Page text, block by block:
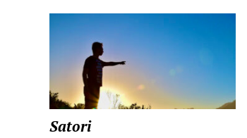
Satori